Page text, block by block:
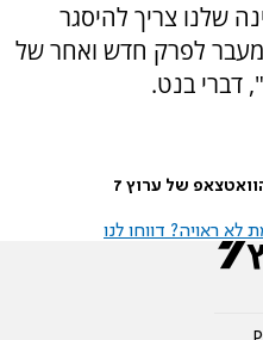
שלנו צריך להיסגר
לפרק חדש ואחר של
דברי בנט.
של ערוץ 7
ראויה? דווחו לנו